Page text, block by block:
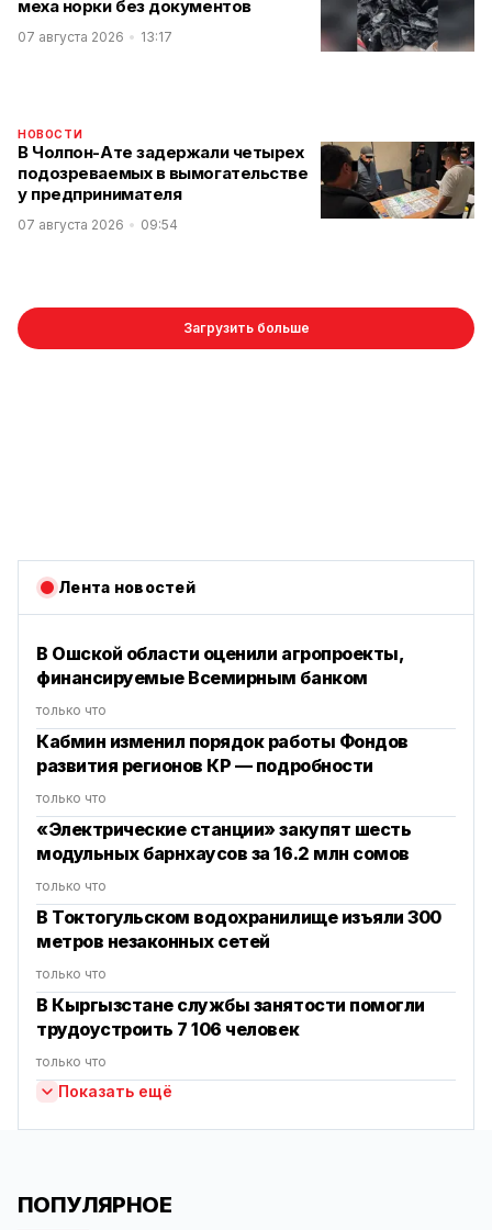
меха норки без документов
07 августа 2026 13:17
НОВОСТИ
В Чолпон-Ате задержали четырех
подозреваемых в вымогательстве
у предпринимателя
07 августа 2026 09:54
Загрузить больше
Лента новостей
В Ошской области оценили агропроекты,
финансируемые Всемирным банком
только что
Кабмин изменил порядок работы Фондов
развития регионов КР — подробности
только что
«Электрические станции» закупят шесть
модульных барнхаусов за 16.2 млн сомов
только что
В Токтогульском водохранилище изъяли 300
метров незаконных сетей
только что
В Кыргызстане службы занятости помогли
трудоустроить 7 106 человек
только что
Показать ещё
ПОПУЛЯРНОЕ